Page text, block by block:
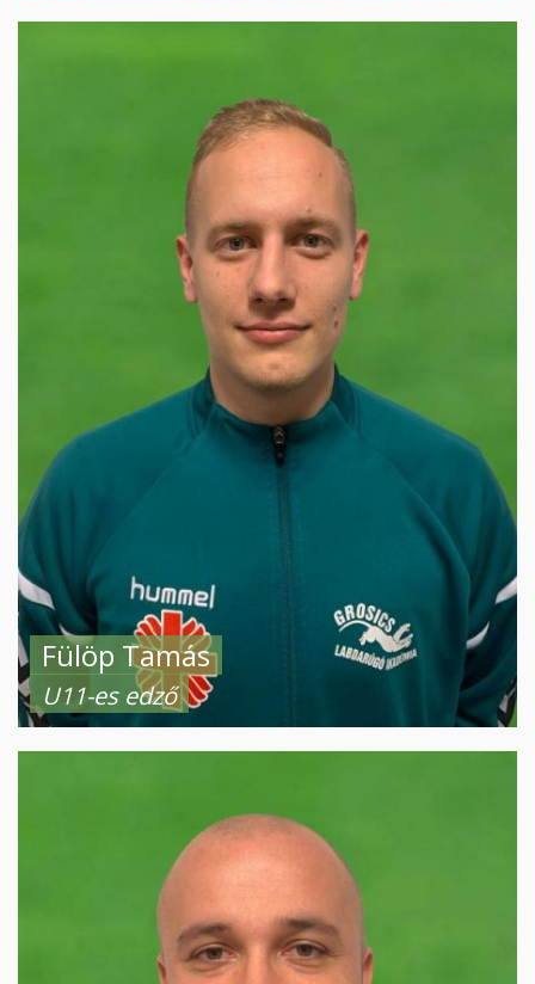
Fülöp Tamás
U11-es edző